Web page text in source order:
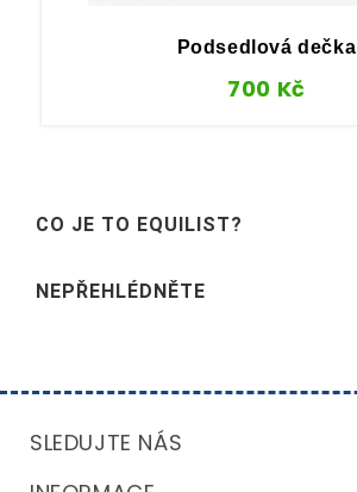
Podsedlová dečka
700 Kč
CO JE TO EQUILIST?
NEPŘEHLÉDNĚTE
SLEDUJTE NÁS